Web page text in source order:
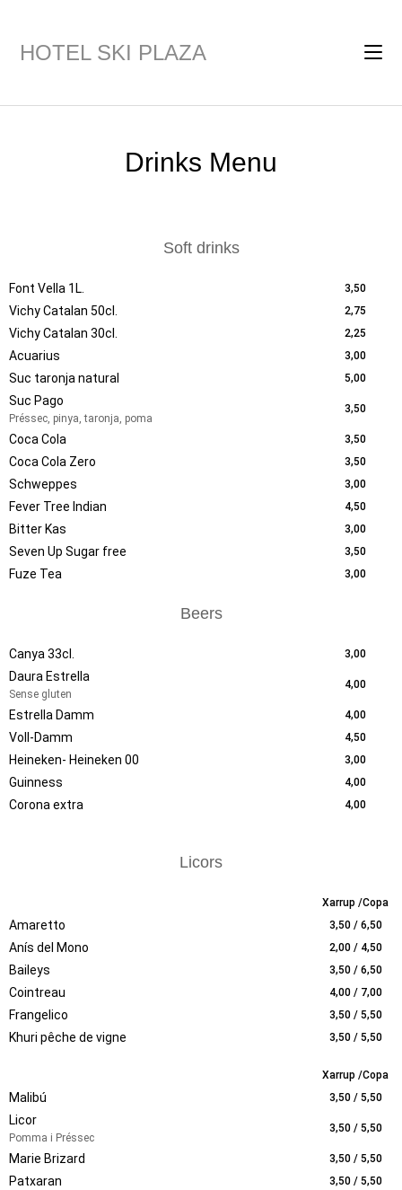
HOTEL SKI PLAZA
Drinks Menu
Soft drinks
Font Vella 1L. 3,50
Vichy Catalan 50cl. 2,75
Vichy Catalan 30cl. 2,25
Acuarius 3,00
Suc taronja natural 5,00
Suc Pago
Préssec, pinya, taronja, poma
3,50
Coca Cola 3,50
Coca Cola Zero 3,50
Schweppes 3,00
Fever Tree Indian 4,50
Bitter Kas 3,00
Seven Up Sugar free 3,50
Fuze Tea 3,00
Beers
Canya 33cl. 3,00
Daura Estrella
Sense gluten
4,00
Estrella Damm 4,00
Voll-Damm 4,50
Heineken- Heineken 00 3,00
Guinness 4,00
Corona extra 4,00
Licors
Xarrup /Copa
Amaretto 3,50 / 6,50
Anís del Mono 2,00 / 4,50
Baileys 3,50 / 6,50
Cointreau 4,00 / 7,00
Frangelico 3,50 / 5,50
Khuri pêche de vigne 3,50 / 5,50
Xarrup /Copa
Malibú 3,50 / 5,50
Licor
Pomma i Préssec
3,50 / 5,50
Marie Brizard 3,50 / 5,50
Patxaran 3,50 / 5,50